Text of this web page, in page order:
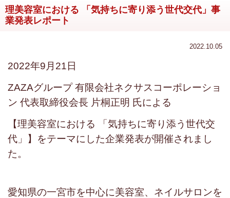
理美容室における 「気持ちに寄り添う世代交代」事
業発表レポート
2022.10.05
2022年9月21日
ZAZAグループ 有限会社ネクサスコーポレーショ
ン 代表取締役会長 片桐正明 氏による
【理美容室における 「気持ちに寄り添う世代交
代」】をテーマにした企業発表が開催されまし
た。
愛知県の一宮市を中心に美容室、ネイルサロンを